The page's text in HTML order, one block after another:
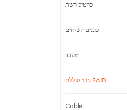
כרטיס רשת
כוננים קשיחים
מעבד
גיבוי סוללת RAID
Cable